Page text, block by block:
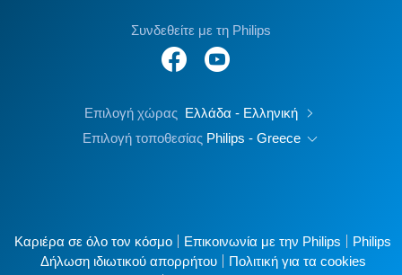
Συνδεθείτε με τη Philips
Επιλογή χώρας Ελλάδα - Ελληνική
Επιλογή τοποθεσίας Philips - Greece
Καριέρα σε όλο τον κόσμο Επικοινωνία με την Philips
Philips
Δήλωση ιδιωτικού απορρήτου
Πολιτική για τα cookies